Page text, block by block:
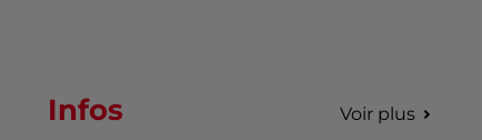
Infos Voir plus